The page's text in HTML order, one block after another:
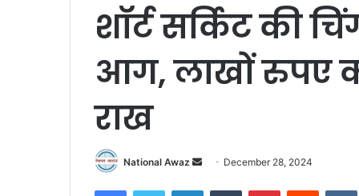
शॉर्ट सर्किट की
आग, लाखों रुपए
राख
National Awaz December 28, 2024